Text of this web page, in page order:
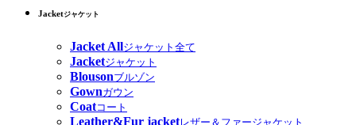
Jacketジャケット
Jacket Allジャケット全て
Jacketジャケット
Blousonブルゾン
Gownガウン
Coatコート
Leather&Fur jacketレザー＆ファージャケット